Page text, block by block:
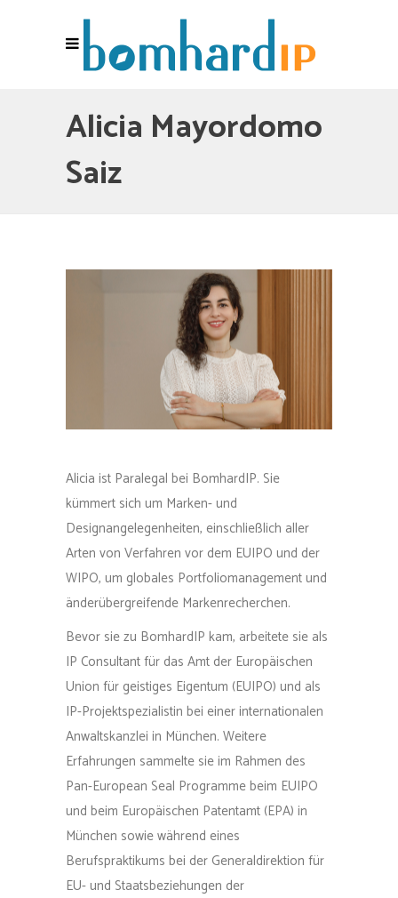
Alicia Mayordomo
Saiz
Alicia ist Paralegal bei BomhardIP. Sie
kümmert sich um Marken- und
Designangelegenheiten, einschließlich aller
Arten von Verfahren vor dem EUIPO und der
WIPO, um globales Portfoliomanagement und
änderübergreifende Markenrecherchen.
Bevor sie zu BomhardIP kam, arbeitete sie als
IP Consultant für das Amt der Europäischen
Union für geistiges Eigentum (EUIPO) und als
IP-Projektspezialistin bei einer internationalen
Anwaltskanzlei in München. Weitere
Erfahrungen sammelte sie im Rahmen des
Pan-European Seal Programme beim EUIPO
und beim Europäischen Patentamt (EPA) in
München sowie während eines
Berufspraktikums bei der Generaldirektion für
EU- und Staatsbeziehungen der